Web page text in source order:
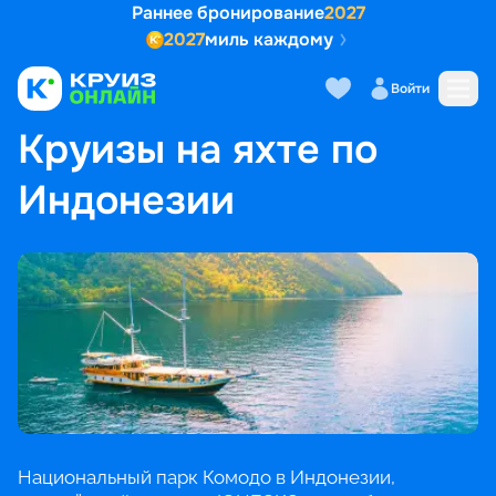
Раннее бронирование2027
2027миль каждому
Войти
ГЛАВНАЯ • ПОПУЛЯРНЫЕ НАПРАВЛЕНИЯ
КРУИЗЫ НА ЯХТЕ ПО ИНДОНЕЗИИ
Круизы на яхте по
Индонезии
Национальный парк Комодо в Индонезии,